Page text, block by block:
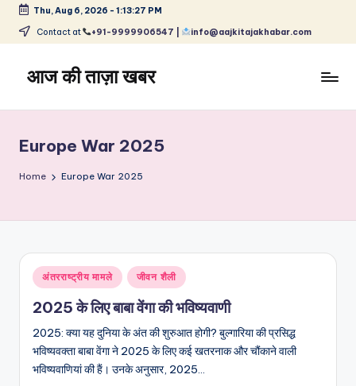
Skip
content
Thu, Aug 6, 2026 - 1:13:28 PM
Contact at +91-9999906547 | info@aajkitajakhabar.com
आज की ताज़ा खबर
ताज़ा
समाचार
–
और
विश्व
Europe War 2025
Home Europe War 2025
Posted
in
अंतरराष्ट्रीय मामले जीवन शैली
2025 के लिए बाबा वेंगा की भविष्यवाणी
2025: क्या यह दुनिया के अंत की शुरुआत होगी? बुल्गारिया की प्रसिद्ध
भविष्यवक्ता बाबा वेंगा ने 2025 के लिए कई खतरनाक और चौंकाने वाली
भविष्यवाणियां की हैं। उनके अनुसार, 2025…